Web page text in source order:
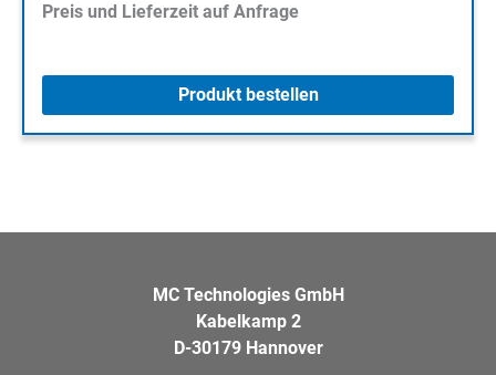
Preis und Lieferzeit auf Anfrage
Produkt bestellen
MC Technologies GmbH
Kabelkamp 2
D-30179 Hannover